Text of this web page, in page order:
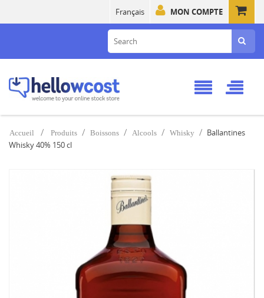
MON COMPTE
Français
Accueil Produits Boissons Alcools Whisky
Ballantines
Whisky 40% 150 cl